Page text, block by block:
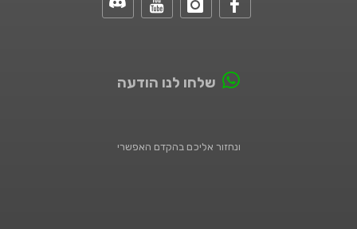
שלחו לנו הודעה
ונחזור אליכם בהקדם האפשרי